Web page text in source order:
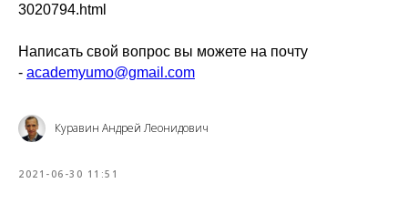
3020794.html
Написать свой вопрос вы можете на почту
- academyumo@gmail.com
Куравин Андрей Леонидович
2021-06-30 11:51